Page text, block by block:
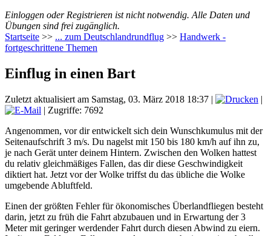
Einloggen oder Registrieren ist nicht notwendig. Alle Daten und
Übungen sind frei zugänglich.
Startseite >> ... zum Deutschlandrundflug >> Handwerk -
fortgeschrittene Themen
Einflug in einen Bart
Zuletzt aktualisiert am Samstag, 03. März 2018 18:37 |
|
| Zugriffe: 7692
Angenommen, vor dir entwickelt sich dein Wunschkumulus mit der
Seitenaufschrift 3 m/s. Du nagelst mit 150 bis 180 km/h auf ihn zu,
je nach Gerät unter deinem Hintern. Zwischen den Wolken hattest
du relativ gleichmäßiges Fallen, das dir diese Geschwindigkeit
diktiert hat. Jetzt vor der Wolke triffst du das übliche die Wolke
umgebende Abluftfeld.
Einen der größten Fehler für ökonomisches Überlandfliegen besteht
darin, jetzt zu früh die Fahrt abzubauen und in Erwartung der 3
Meter mit geringer werdender Fahrt durch diesen Abwind zu eiern.